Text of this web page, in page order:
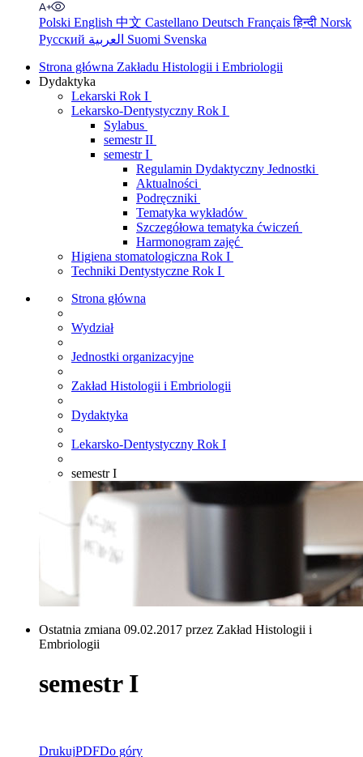
Polski English 中文 Castellano Deutsch Françaisहिन्दी Norsk
Русский
Suomi Svenska
Strona główna Zakładu Histologii i Embriologii
Dydaktyka
Lekarski Rok I
Lekarsko-Dentystyczny Rok I
Sylabus
semestr II
semestr I
Regulamin Dydaktyczny Jednostki
Aktualności
Podręczniki
Tematyka wykładów
Szczegółowa tematyka ćwiczeń
Harmonogram zajęć
Higiena stomatologiczna Rok I
Techniki Dentystyczne Rok I
Strona główna
Wydział
Jednostki organizacyjne
Zakład Histologii i Embriologii
Dydaktyka
Lekarsko-Dentystyczny Rok I
semestr I
Ostatnia zmiana 09.02.2017 przez Zakład Histologii i
Embriologii
semestr I
DrukujPDFDo góry